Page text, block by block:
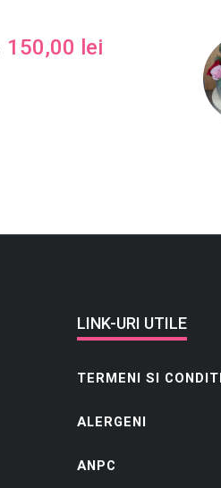
150,00 lei
LINK-URI UTILE
TERMENI SI CONDITII
ALERGENI
ANPC